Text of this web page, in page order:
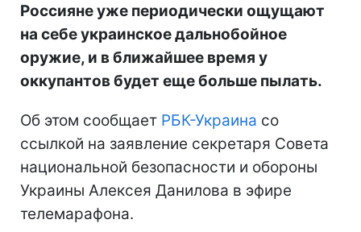
Россияне уже периодически ощущают
на себе украинское дальнобойное
оружие, и в ближайшее время у
оккупантов будет еще больше пылать.
Об этом сообщает РБК-Украина со
ссылкой на заявление секретаря Совета
национальной безопасности и обороны
Украины Алексея Данилова в эфире
телемарафона.